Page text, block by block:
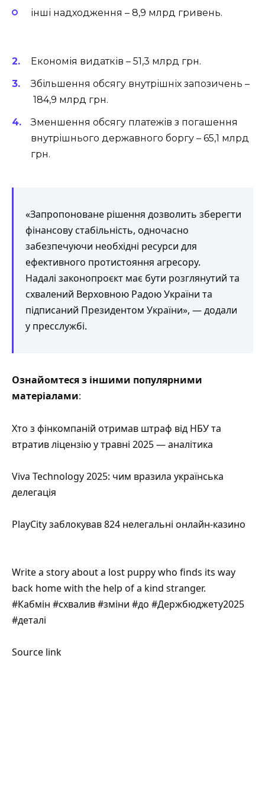
інші надходження – 8,9 млрд гривень.
Економія видатків – 51,3 млрд грн.
Збільшення обсягу внутрішніх запозичень –
184,9 млрд грн.
Зменшення обсягу платежів з погашення
внутрішнього державного боргу – 65,1 млрд
грн.
«Запропоноване рішення дозволить зберегти
фінансову стабільність, одночасно
забезпечуючи необхідні ресурси для
ефективного протистояння агресору.
Надалі законопроєкт має бути розглянутий та
схвалений Верховною Радою України та
підписаний Президентом України», — додали
у пресслужбі.
Ознайомтеся з іншими популярними
матеріалами:
Хто з фінкомпаній отримав штраф від НБУ та
втратив ліцензію у травні 2025 — аналітика
Viva Technology 2025: чим вразила українська
делегація
PlayCity заблокував 824 нелегальні онлайн-казино
Write a story about a lost puppy who finds its way
back home with the help of a kind stranger.
#Кабмін #схвалив #зміни #до #Держбюджету2025
#деталі
Source link